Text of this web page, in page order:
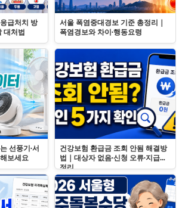
급처치 방
대처법
서울 폭염중대경보 기준 총정리｜
폭염경보와 차이·행동요령
선풍기·서
보세요
건강보험 환급금 조회 안됨 해결방
법｜대상자 없음·신청 오류·지급일
정리